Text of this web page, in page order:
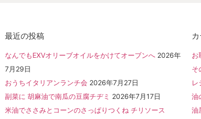
最近の投稿
なんでもEXVオリーブオイルをかけてオーブンへ 2026年
7月29日
おうちイタリアンランチ会 2026年7月27日
副菜に 胡麻油で南瓜の豆腐チヂミ 2026年7月17日
米油でささみとコーンのさっぱりつくね チリソース
お
そ
レ
油
油